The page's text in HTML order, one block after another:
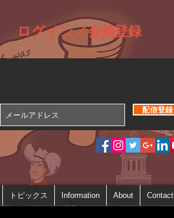
ログイン／会員登録
配信登録
トピックス Information About Contact